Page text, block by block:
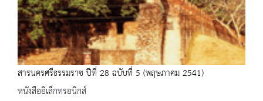
สารนครศรีธรรมราช ปีที่ 28 ฉบับที่ 5 (พฤษภาคม 2541)
หนังสืออิเล็กทรอนิกส์